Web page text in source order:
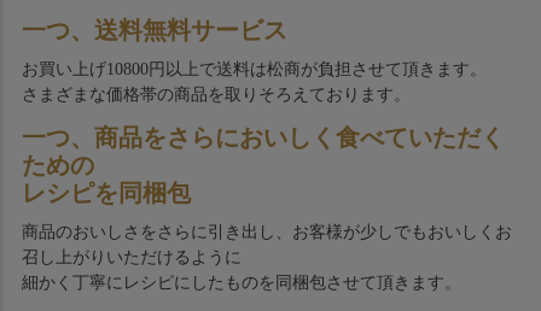
一つ、送料無料サービス
お買い上げ10800円以上で送料は松商が負担させて頂きます。
さまざまな価格帯の商品を取りそろえております。
一つ、商品をさらにおいしく食べていただく
ための
レシピを同梱包
商品のおいしさをさらに引き出し、お客様が少しでもおいしくお
召し上がりいただけるように
細かく丁寧にレシピにしたものを同梱包させて頂きます。